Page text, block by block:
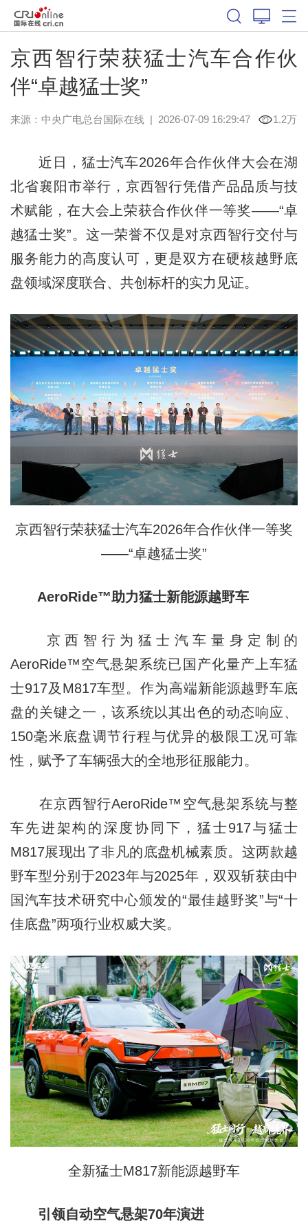
京西智行荣获猛士汽车合作伙
伴“卓越猛士奖”
来源：中央广电总台国际在线| 2026-07-09 16:29:47 1.2万
近日，猛士汽车2026年合作伙伴大会在湖
北省襄阳市举行，京西智行凭借产品品质与技
术赋能，在大会上荣获合作伙伴一等奖——“卓
越猛士奖”。这一荣誉不仅是对京西智行交付与
服务能力的高度认可，更是双方在硬核越野底
盘领域深度联合、共创标杆的实力见证。
京西智行荣获猛士汽车2026年合作伙伴一等奖
——“卓越猛士奖”
AeroRide™助力猛士新能源越野车
京西智行为猛士汽车量身定制的
AeroRide™空气悬架系统已国产化量产上车猛
士917及M817车型。作为高端新能源越野车底
盘的关键之一，该系统以其出色的动态响应、
150毫米底盘调节行程与优异的极限工况可靠
性，赋予了车辆强大的全地形征服能力。
在京西智行AeroRide™空气悬架系统与整
车先进架构的深度协同下，猛士917与猛士
M817展现出了非凡的底盘机械素质。这两款越
野车型分别于2023年与2025年，双双斩获由中
国汽车技术研究中心颁发的“最佳越野奖”与“十
佳底盘”两项行业权威大奖。
全新猛士M817新能源越野车
引领自动空气悬架70年演进